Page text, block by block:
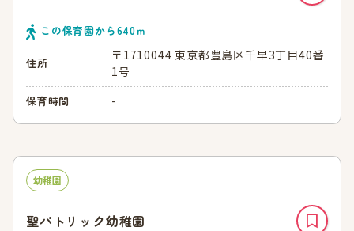
この保育園から640ｍ
住所
〒1710044 東京都豊島区千早3丁目40番
1号
保育時間 -
幼稚園
聖パトリック幼稚園